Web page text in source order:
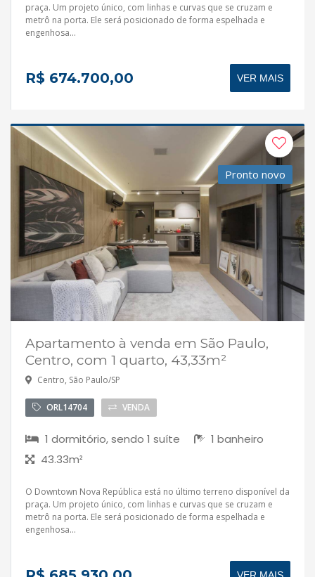
praça. Um projeto único, com linhas e curvas que se cruzam e
metrô na porta. Ele será posicionado de forma espelhada e
engenhosa...
R$ 674.700,00 VER MAIS
Pronto novo
Apartamento à venda em São Paulo,
Centro, com 1 quarto, 43,33m²
Centro, São Paulo/SP
ORL14704 VENDA
1 dormitório, sendo 1 suíte
1 banheiro
43.33m²
O Downtown Nova República está no último terreno disponível da
praça. Um projeto único, com linhas e curvas que se cruzam e
metrô na porta. Ele será posicionado de forma espelhada e
engenhosa...